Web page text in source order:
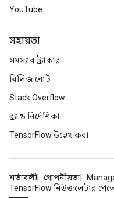
YouTube
সহায়তা
সমস্যার ট্র্যাকার
রিলিজ নোট
Stack Overflow
ব্র্যান্ড নির্দেশিকা
TensorFlow উল্লেখ করা
শর্তাবলী গোপনীয়তা
TensorFlow নিউজলেটার